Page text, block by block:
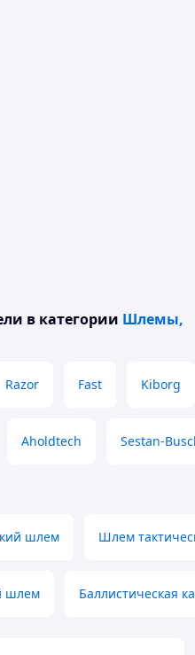
в категории Шлемы,
Razor Fast Kiborg
Aholdtech Sestan-
шлем Шлем
шлем Баллистическая